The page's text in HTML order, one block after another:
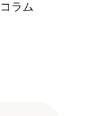
ラム